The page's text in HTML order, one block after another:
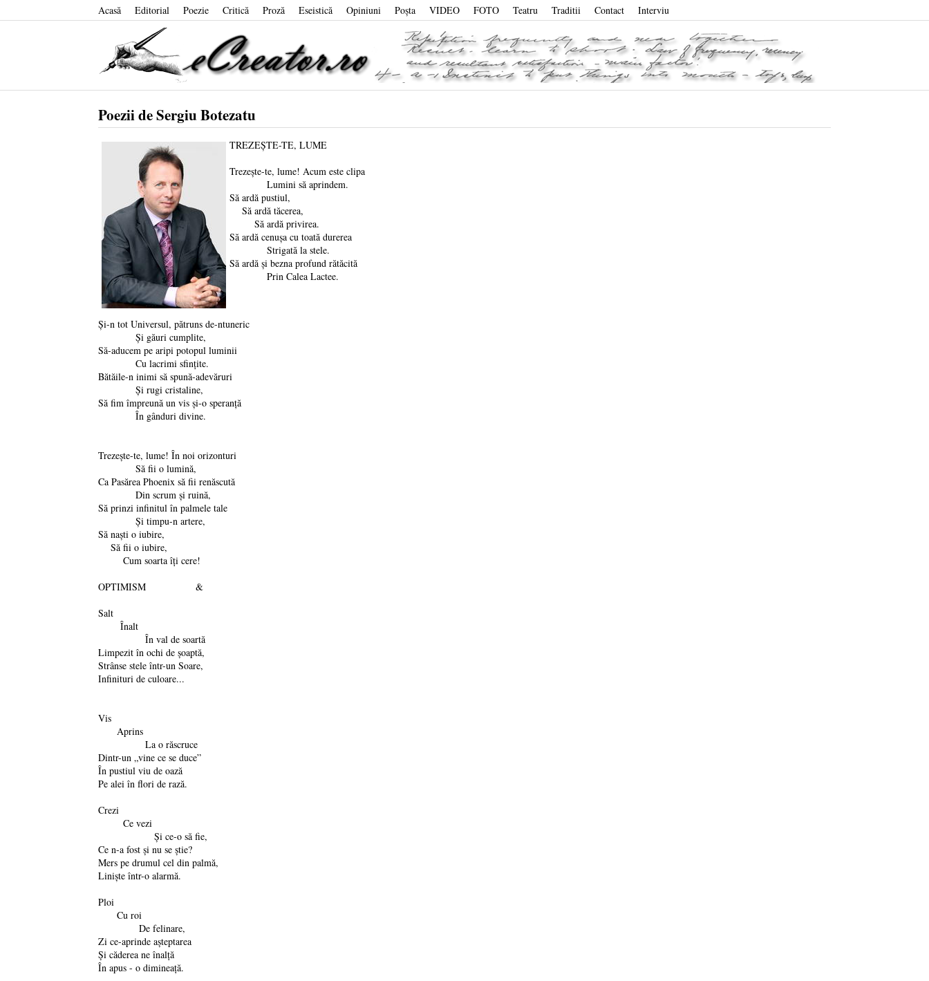
Acasă Editorial Poezie Critică Proză Eseistică Opiniuni Poşta VIDEO FOTO Teatru Traditii Contact Interviu
Poezii de Sergiu Botezatu
TREZEŞTE-TE, LUME
Trezeşte-te, lume! Acum este clipa
Lumini să aprindem.
Să ardă pustiul,
Să ardă tăcerea,
Să ardă privirea.
Să ardă cenuşa cu toată durerea
Strigată la stele.
Să ardă şi bezna profund rătăcită
Prin Calea Lactee.
Şi-n tot Universul, pătruns de-ntuneric
Şi găuri cumplite,
Să-aducem pe aripi potopul luminii
Cu lacrimi sfinţite.
Bătăile-n inimi să spună-adevăruri
Şi rugi cristaline,
Să fim împreună un vis şi-o speranţă
În gânduri divine.
Trezeşte-te, lume! În noi orizonturi
Să fii o lumină,
Ca Pasărea Phoenix să fii renăscută
Din scrum şi ruină,
Să prinzi infinitul în palmele tale
Şi timpu-n artere,
Să naşti o iubire,
Să fii o iubire,
Cum soarta îţi cere!
OPTIMISM &
Salt
Înalt
În val de soartă
Limpezit în ochi de şoaptă,
Strânse stele într-un Soare,
Infinituri de culoare...
Vis
Aprins
La o răscruce
Dintr-un „vine ce se duce”
În pustiul viu de oază
Pe alei în flori de rază.
Crezi
Ce vezi
Şi ce-o să fie,
Ce n-a fost şi nu se ştie?
Mers pe drumul cel din palmă,
Linişte într-o alarmă.
Ploi
Cu roi
De felinare,
Zi ce-aprinde aşteptarea
Şi căderea ne înalţă
În apus - o dimineaţă.